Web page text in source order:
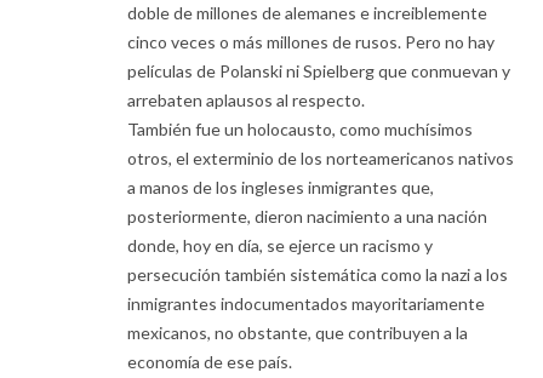
doble de millones de alemanes e increiblemente
cinco veces o más millones de rusos. Pero no hay
películas de Polanski ni Spielberg que conmuevan y
arrebaten aplausos al respecto.
También fue un holocausto, como muchísimos
otros, el exterminio de los norteamericanos nativos
a manos de los ingleses inmigrantes que,
posteriormente, dieron nacimiento a una nación
donde, hoy en día, se ejerce un racismo y
persecución también sistemática como la nazi a los
inmigrantes indocumentados mayoritariamente
mexicanos, no obstante, que contribuyen a la
economía de ese país.